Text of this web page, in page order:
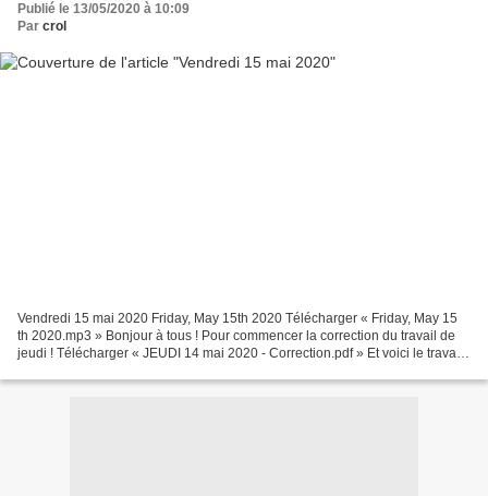
Publié le 13/05/2020 à 10:09
Par crol
Vendredi 15 mai 2020 Friday, May 15th 2020 Télécharger « Friday, May 15
th 2020.mp3 » Bonjour à tous ! Pour commencer la correction du travail de
jeudi ! Télécharger « JEUDI 14 mai 2020 - Correction.pdf » Et voici le travail